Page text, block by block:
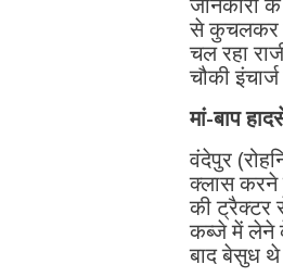
से कुचलकर
चल रहा
चौकी
मां-बाप
वंदेपुर
क्लास करने
की ट्रैक्टर
कब्जे में लेने
बाद बेसुध